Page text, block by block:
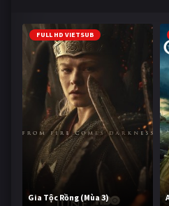
FULL HD VIETSUB
Gia Tộc Rồng (Mùa 3)